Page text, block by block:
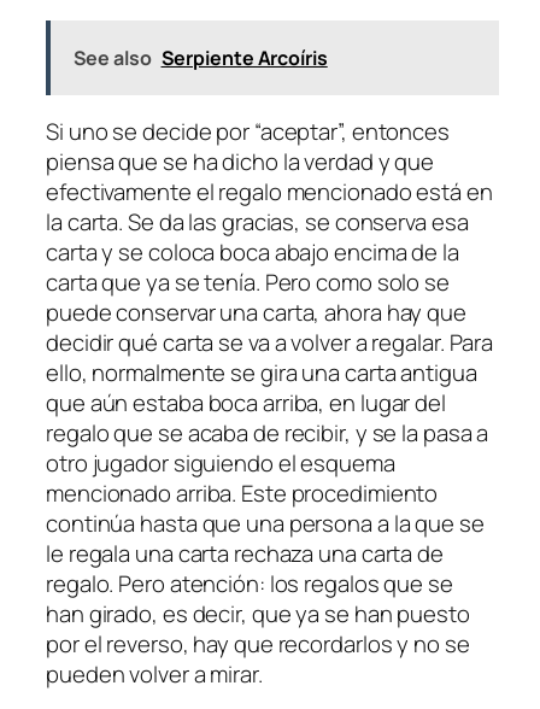
See also Serpiente Arcoíris
Si uno se decide por “aceptar”, entonces
piensa que se ha dicho la verdad y que
efectivamente el regalo mencionado está en
la carta. Se da las gracias, se conserva esa
carta y se coloca boca abajo encima de la
carta que ya se tenía. Pero como solo se
puede conservar una carta, ahora hay que
decidir qué carta se va a volver a regalar. Para
ello, normalmente se gira una carta antigua
que aún estaba boca arriba, en lugar del
regalo que se acaba de recibir, y se la pasa a
otro jugador siguiendo el esquema
mencionado arriba. Este procedimiento
continúa hasta que una persona a la que se
le regala una carta rechaza una carta de
regalo. Pero atención: los regalos que se
han girado, es decir, que ya se han puesto
por el reverso, hay que recordarlos y no se
pueden volver a mirar.